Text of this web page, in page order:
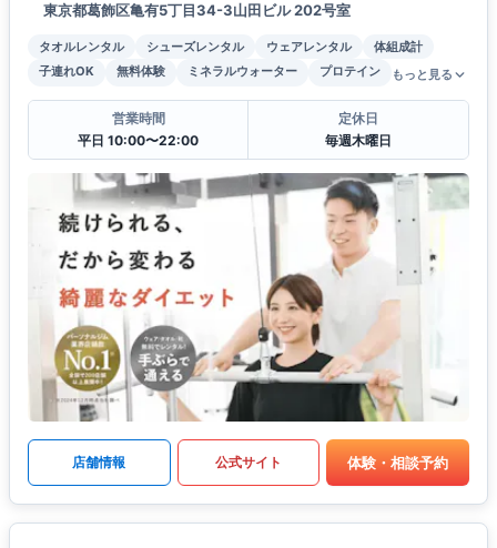
東京都葛飾区亀有5丁目34-3山田ビル 202号室
タオルレンタル シューズレンタル ウェアレンタル
体組成計
子連れOK
無料体験 ミネラルウォーター プロテイン もっと見る
営業時間
平日 10:00〜22:00
定休日
毎週木曜日
店舗情報 公式サイト 体験・相談予約